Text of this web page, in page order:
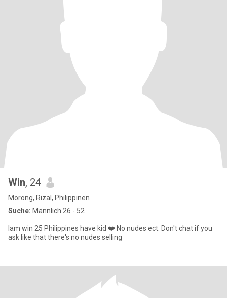
Win, 24
Morong, Rizal, Philippinen
Suche: Männlich 26 - 52
Iam win 25 Philippines have kid ❤️ No nudes ect. Don't chat if you
ask like that there's no nudes selling